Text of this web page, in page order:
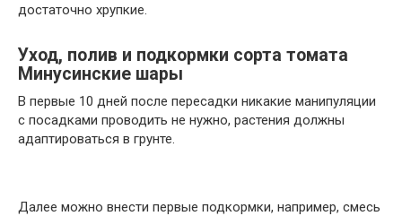
достаточно хрупкие.
Уход, полив и подкормки сорта томата
Минусинские шары
В первые 10 дней после пересадки никакие манипуляции
с посадками проводить не нужно, растения должны
адаптироваться в грунте.
Далее можно внести первые подкормки, например, смесь